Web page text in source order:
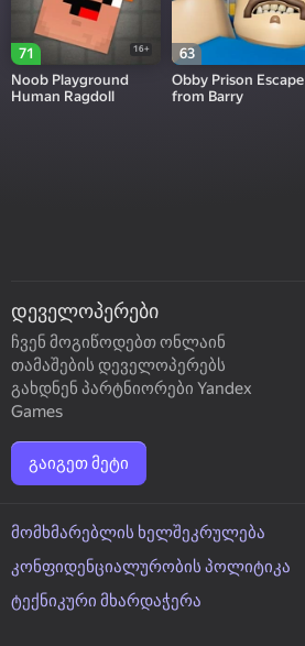
71 16+
Noob Playground
Human Ragdoll
63
Obby Prison Escape
from Barry
დეველოპერები
ჩვენ მოგიწოდებთ ონლაინ
თამაშების დეველოპერებს
გახდნენ პარტნიორები Yandex
Games
გაიგეთ მეტი
მომხმარებლის ხელშეკრულება
კონფიდენციალურობის პოლიტიკა
ტექნიკური მხარდაჭერა